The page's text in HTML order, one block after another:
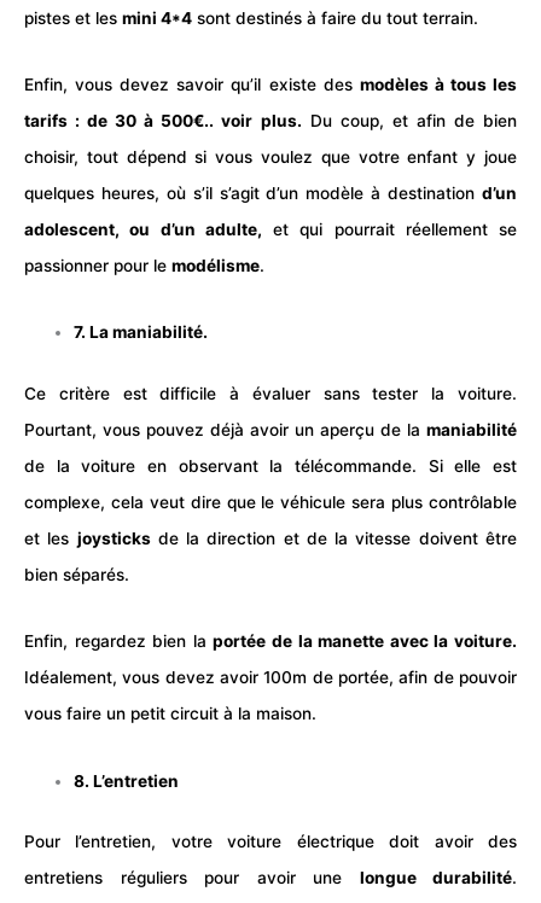
pistes et les mini 4*4 sont destinés à faire du tout terrain.
Enfin, vous devez savoir qu’il existe des modèles à tous les
tarifs : de 30 à 500€.. voir plus. Du coup, et afin de bien
choisir, tout dépend si vous voulez que votre enfant y joue
quelques heures, où s’il s’agit d’un modèle à destination d’un
adolescent, ou d’un adulte, et qui pourrait réellement se
passionner pour le modélisme.
7. La maniabilité.
Ce critère est difficile à évaluer sans tester la voiture.
Pourtant, vous pouvez déjà avoir un aperçu de la maniabilité
de la voiture en observant la télécommande. Si elle est
complexe, cela veut dire que le véhicule sera plus contrôlable
et les joysticksde la direction et de la vitesse doivent être
bien séparés.
Enfin, regardez bien laportée de la manette avec la voiture.
Idéalement, vous devez avoir 100m de portée, afin de pouvoir
vous faire un petit circuit à la maison.
8. L’entretien
Pour l’entretien, votre voiture électrique doit avoir des
entretiens réguliers pour avoir une longue durabilité.